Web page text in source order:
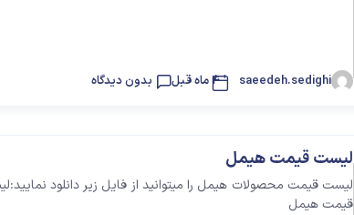
saeedeh.sedighi 4 ماه قبل بدون دیدگاه
لیست قیمت هیمل
لیست قیمت محصولات هیمل را میتوانید از فایل زیر دانلود
قیمت هیمل